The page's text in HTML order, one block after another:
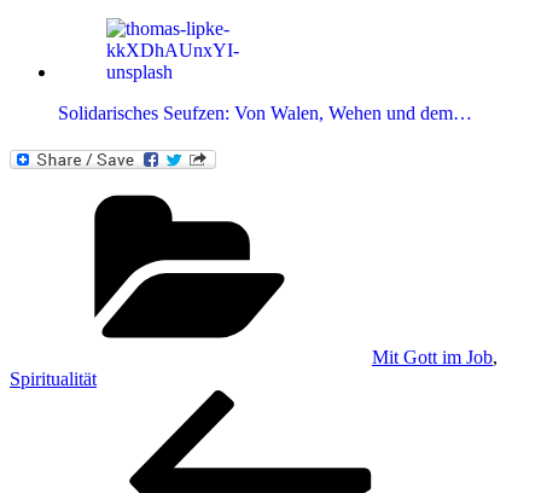
Solidarisches Seufzen: Von Walen, Wehen und dem…
Mit Gott im Job,
Spiritualität
Beitragsnavigation